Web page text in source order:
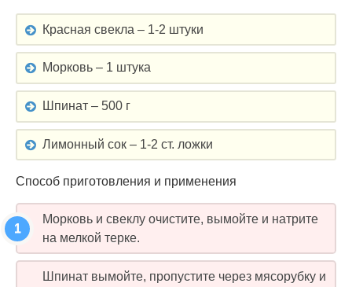
Красная свекла – 1-2 штуки
Морковь – 1 штука
Шпинат – 500 г
Лимонный сок – 1-2 ст. ложки
Способ приготовления и применения
Морковь и свеклу очистите, вымойте и натрите
на мелкой терке.
Шпинат вымойте, пропустите через мясорубку и